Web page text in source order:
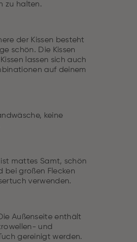
zu halten.
der Kissen besteht
schön. Die Kissen
lassen sich auch
auf deinem
keine
ist mattes Samt, schön
bei großen Flecken
verwenden.
Außenseite enthält
und
gereinigt werden.